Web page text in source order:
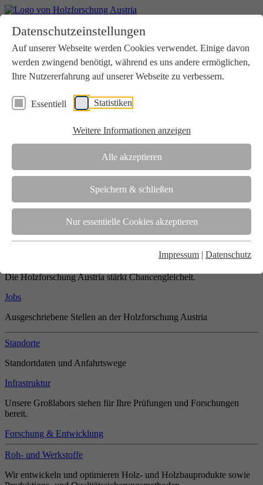
Datenschutzeinstellungen
Auf unserer Webseite werden Cookies verwendet. Einige davon
werden zwingend benötigt, während es uns andere ermöglichen,
Ihre Nutzererfahrung auf unserer Webseite zu verbessern.
Essentiell Statistiken
Weitere Informationen anzeigen
Alle akzeptieren
Speichern & schließen
Nur essentielle Cookies akzeptieren
Impressum | Datenschutz
Aktuelles
Downloads
Kontakt
Login
Verein
Wir unterstützen die Interessen der Holzbranche in enger
Zusammenarbeit mit Wissenschaft und Wirtschaft.
Die Holzforschung Austria ist akkreditierte Prüf-, Inspektions- und
Team
Unsere gesamte Kompetenz ist in unseren Mitarbeiter:innen
gebündelt
Die Holzforschung Austria stärkt Chancengleicheit.
Jobs
Ausgeschriebene Stellen an der Holzforschung Austria
Standorte
Standortdaten und Anfahrtswege
Infrastruktur
Unsere Großlabors stehen für Ihre Prüfungen und Forschungen
bereit.
Forschung & Entwicklung
Roh- und Werkstoffe
Wir entwickeln und optimieren Holz- und Holzbauprodukte sowie